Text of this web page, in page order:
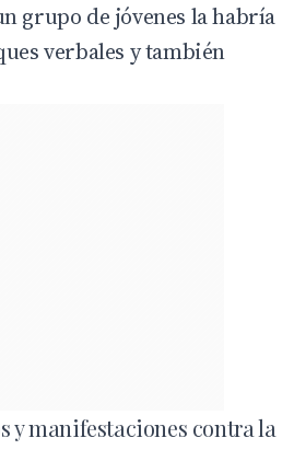
grupo de jóvenes la habría
verbales y también
y manifestaciones contra la